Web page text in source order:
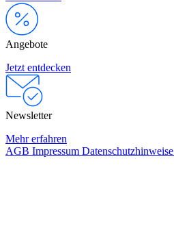
Angebote
Jetzt entdecken
Newsletter
Mehr erfahren
AGB Impressum Datenschutzhinweise